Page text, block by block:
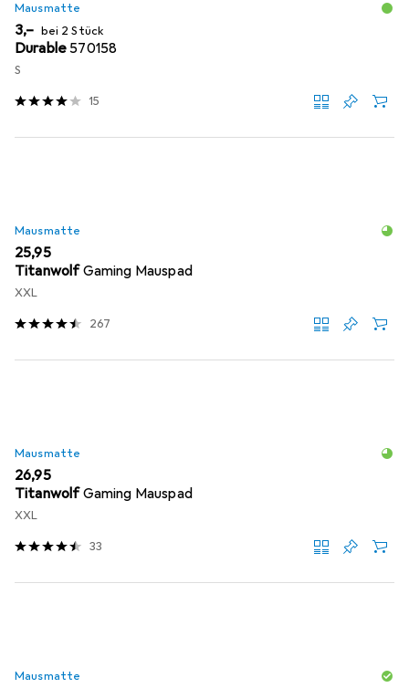
Mausmatte
EUR
3,– bei 2 Stück
Durable570158
S
15
Mausmatte
EUR
25,95
TitanwolfGaming Mauspad
XXL
267
Mausmatte
EUR
26,95
TitanwolfGaming Mauspad
XXL
33
Mausmatte